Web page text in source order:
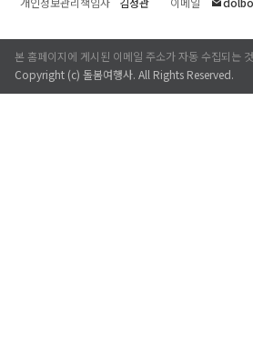
본 홈페이지에 게시된 이메일 주소가 자동 수집되는
Copyright (c) 돌봄여행사. All Rights Reserved.